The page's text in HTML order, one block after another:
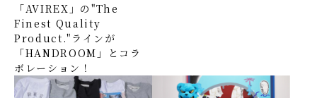
「AVIREX」の"The
Finest Quality
Product."ラインが
「HANDROOM」とコラ
ボレーション！